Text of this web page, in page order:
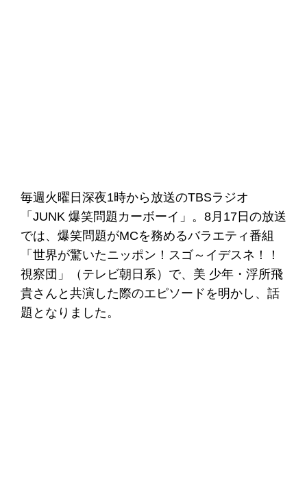
毎週火曜日深夜1時から放送のTBSラジオ
「JUNK 爆笑問題カーボーイ」。8月17日の放送
では、爆笑問題がMCを務めるバラエティ番組
「世界が驚いたニッポン！スゴ～イデスネ！！
視察団」（テレビ朝日系）で、美 少年・浮所飛
貴さんと共演した際のエピソードを明かし、話
題となりました。